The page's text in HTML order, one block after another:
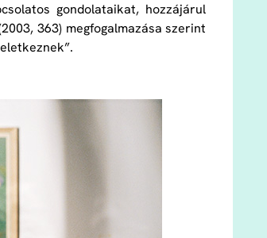
gondolataikat, hozzájárul
363) megfogalmazása szerint